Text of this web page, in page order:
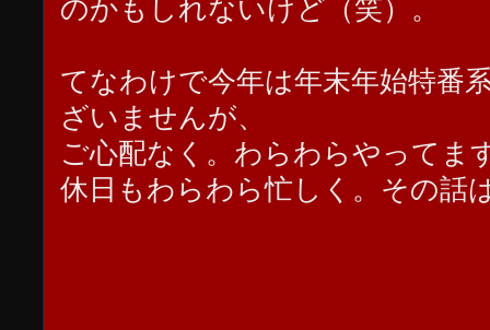
のかもしれないけど（笑）。
てなわけで今年は年末年始特番
ざいませんが、
ご心配なく。わらわらやってま
休日もわらわら忙しく。その話